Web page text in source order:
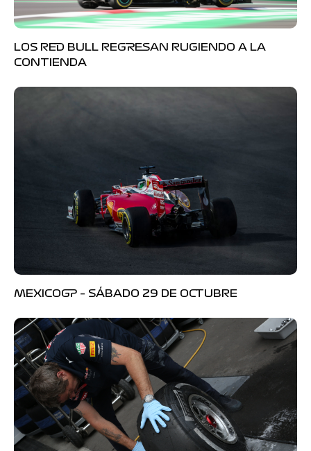
LOS RED BULL REGRESAN RUGIENDO A LA
CONTIENDA
MEXICOGP – SÁBADO 29 DE OCTUBRE